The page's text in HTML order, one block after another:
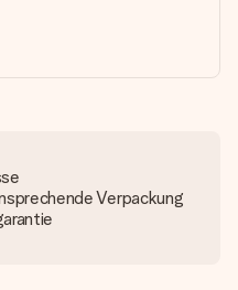
Verpackung